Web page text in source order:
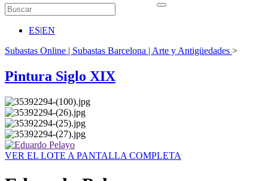
ES|EN
Subastas Online | Subastas Barcelona | Arte y Antigüedades >
Pintura Siglo XIX
VER EL LOTE A PANTALLA COMPLETA